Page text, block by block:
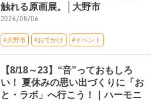
触れる原画展。│大野市
2026/08/06
#大野市 #おでかけ #イベント
【8/18～23】“音”っておもしろ
い！ 夏休みの思い出づくりに「お
と・ラボ」へ行こう！｜ハーモニ